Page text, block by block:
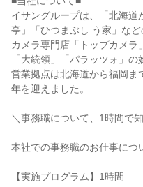
イサングループは、「北海道
亭」「ひつまぶし う家」など
カメラ専門店「トップカメラ
「大統領」「パラッツォ」の
営業拠点は北海道から福岡ま
年を迎えました。
＼事務職について、1時間で
本社での事務職のお仕事につ
【実施プログラム】1時間